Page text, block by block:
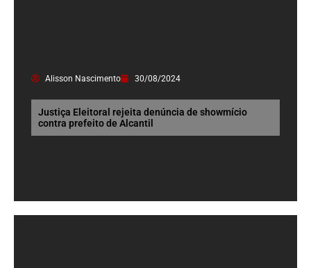
Alisson Nascimento 30/08/2024
Justiça Eleitoral rejeita denúncia de showmício
contra prefeito de Alcantil